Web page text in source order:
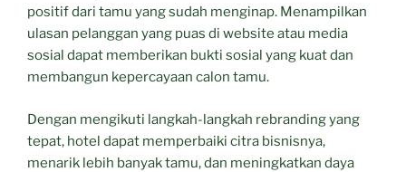
positif dari tamu yang sudah menginap. Menampilkan
ulasan pelanggan yang puas di website atau media
sosial dapat memberikan bukti sosial yang kuat dan
membangun kepercayaan calon tamu.
Dengan mengikuti langkah-langkah rebranding yang
tepat, hotel dapat memperbaiki citra bisnisnya,
menarik lebih banyak tamu, dan meningkatkan daya